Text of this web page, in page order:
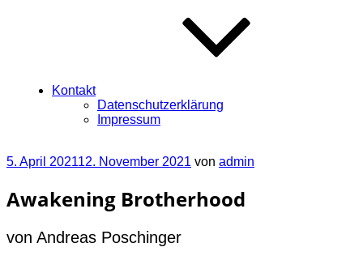
Kontakt
Datenschutzerklärung
Impressum
Veröffentlicht
5. April 202112. November 2021 von admin
Awakening Brotherhood
von Andreas Poschinger